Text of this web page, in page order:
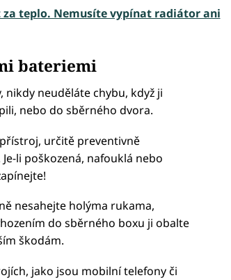
teplo. Nemusíte vypínat radiátor ani
bateriemi
neuděláte chybu, když ji
nebo do sběrného dvora.
určitě preventivně
li poškozená, nafouklá nebo
nesahejte holýma rukama,
do sběrného boxu ji obalte
škodám.
jako jsou mobilní telefony či